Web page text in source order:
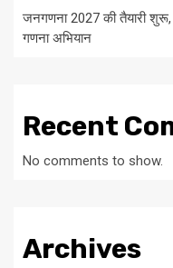
जनगणना 2027 की तैयारी
गणना अभियान
Recent
No comments to show.
Archives